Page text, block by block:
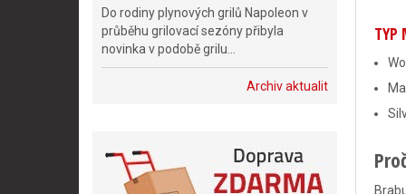
TYP
Do rodiny plynových grilů Napoleon v
průběhu grilovací sezóny přibyla
novinka v podobě grilu...
Archiv aktualit